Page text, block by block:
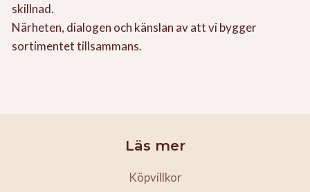
skillnad.
Närheten, dialogen och känslan av att vi bygger
sortimentet tillsammans.
Läs mer
Köpvillkor